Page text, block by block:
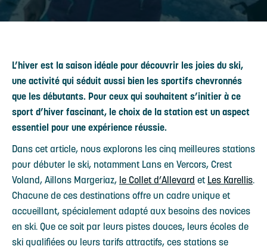
L’hiver est la saison idéale pour découvrir les joies du ski,
une activité qui séduit aussi bien les sportifs chevronnés
que les débutants. Pour ceux qui souhaitent s’initier à ce
sport d’hiver fascinant, le choix de la station est un aspect
essentiel pour une expérience réussie.
Dans cet article, nous explorons les cinq meilleures stations
pour débuter le ski, notamment Lans en Vercors, Crest
Voland, Aillons Margeriaz, le Collet d’Allevard et Les Karellis.
Chacune de ces destinations offre un cadre unique et
accueillant, spécialement adapté aux besoins des novices
en ski. Que ce soit par leurs pistes douces, leurs écoles de
ski qualifiées ou leurs tarifs attractifs, ces stations se